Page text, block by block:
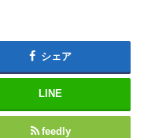
シェア
LINE
feedly